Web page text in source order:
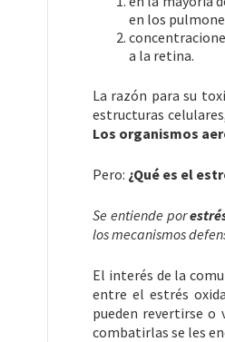
en los
a la retina.
La razón para su
estructuras
Los organismos
Pero: ¿Qué es el
Se entiende por
los mecanismos
El interés de la
entre el estrés
pueden revertirse o
combatirlas se les